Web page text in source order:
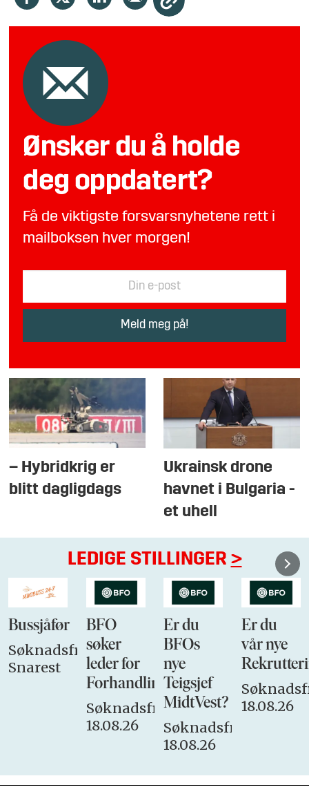
Ønsker du å holde
deg oppdatert?
Få de viktigste forsvarsnyhetene rett i
mailboksen hver morgen!
– Hybridkrig er
blitt dagligdags
Ukrainsk drone
havnet i Bulgaria -
et uhell
LEDIGE STILLINGER >
Bussjåfør
Søknadsfrist:
Snarest
BFO
søker
leder for
Forhandlingsutvalget
Søknadsfrist:
18.08.26
Er du
BFOs
nye
Teigsjef
MidtVest?
Søknadsfrist:
18.08.26
Er du
vår nye
18.08.26